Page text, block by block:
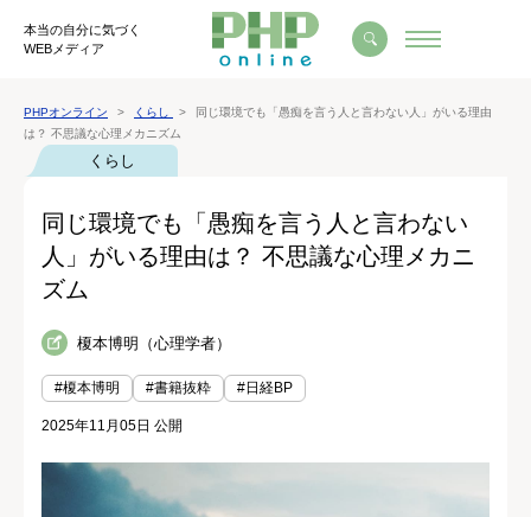
本当の自分に気づく
WEBメディア
PHPオンライン くらし
同じ環境でも「愚痴を言う人と言わない人」がいる理由
は？ 不思議な心理メカニズム
くらし
同じ環境でも「愚痴を言う人と言わない
人」がいる理由は？ 不思議な心理メカニ
ズム
榎本博明（心理学者）
#榎本博明 #書籍抜粋 #日経BP
2025年11月05日 公開